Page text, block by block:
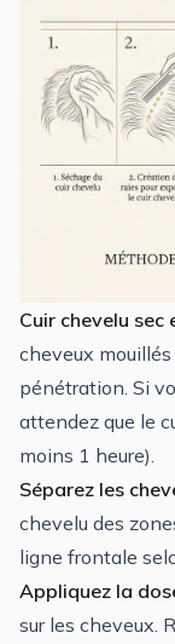
Cuir chevelu sec
cheveux
pénétration. Si
attendez que le
moins 1 heure).
Séparez les
chevelu des
ligne frontale
Appliquez la
sur les cheveux.